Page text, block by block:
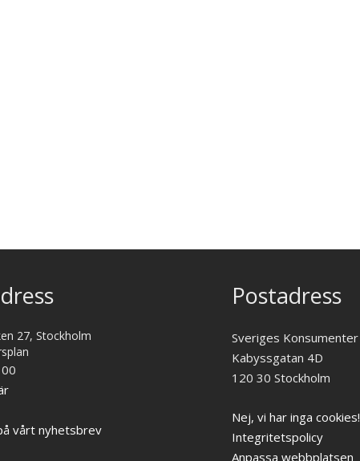
27, Stockholm
vårt nyhetsbrev
Postadress
Sveriges Konsumenter
Kabyssgatan 4D
120 30 Stockholm
Nej, vi har inga cookies!
Integritetspolicy
Anpassa webbplatsen